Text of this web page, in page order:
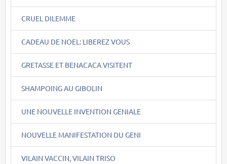
CRUEL DILEMME
CADEAU DE NOEL: LIBEREZ VOUS
GRETASSE ET BENACACA VISITENT
SHAMPOING AU GIBOLIN
UNE NOUVELLE INVENTION GENIALE
NOUVELLE MANIFESTATION DU GENI
VILAIN VACCIN, VILAIN TRISO